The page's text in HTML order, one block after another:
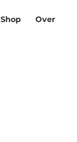
Shop Over